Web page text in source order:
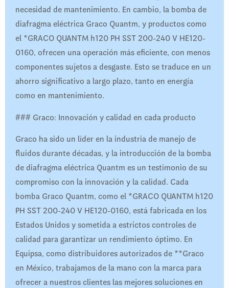
necesidad de mantenimiento. En cambio, la bomba de
diafragma eléctrica Graco Quantm, y productos como
el *GRACO QUANTM h120 PH SST 200-240 V HE120-
0160, ofrecen una operación más eficiente, con menos
componentes sujetos a desgaste. Esto se traduce en un
ahorro significativo a largo plazo, tanto en energía
como en mantenimiento.
### Graco: Innovación y calidad en cada producto
Graco ha sido un líder en la industria de manejo de
fluidos durante décadas, y la introducción de la bomba
de diafragma eléctrica Quantm es un testimonio de su
compromiso con la innovación y la calidad. Cada
bomba Graco Quantm, como el *GRACO QUANTM h120
PH SST 200-240 V HE120-0160, está fabricada en los
Estados Unidos y sometida a estrictos controles de
calidad para garantizar un rendimiento óptimo. En
Equipsa, como distribuidores autorizados de **Graco
en México, trabajamos de la mano con la marca para
ofrecer a nuestros clientes las mejores soluciones en